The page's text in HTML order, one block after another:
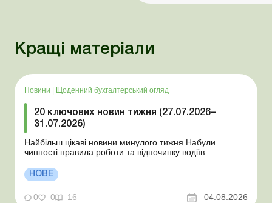
Кращі матеріали
Новини Щоденний бухгалтерський огляд
20 ключових новин тижня (27.07.2026–
31.07.2026)
Найбільш цікаві новини минулого тижня Набули
чинності правила роботи та відпочинку водіїв
стан Для сільгосппідприємств і ФОП запроваджено нові
одноразові статистичні форми З 2 серпня змінюється
порядок зарахування окремих періодів роботи до стр...
НОВЕ
0 0 16 04.08.2026